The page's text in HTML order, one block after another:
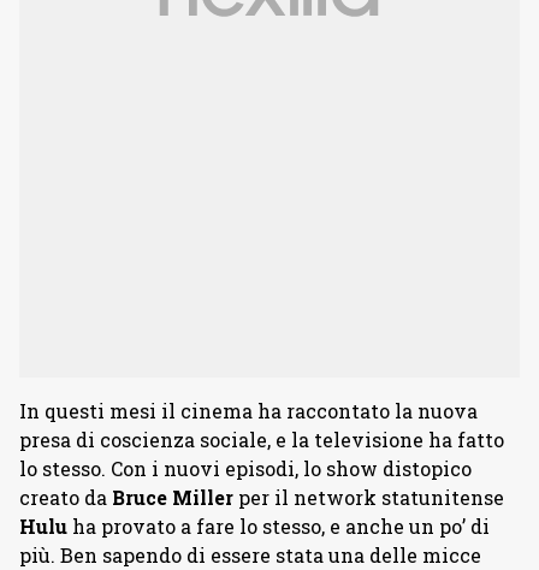
In questi mesi il cinema ha raccontato la nuova
presa di coscienza sociale, e la televisione ha fatto
lo stesso. Con i nuovi episodi, lo show distopico
creato da Bruce Miller per il network statunitense
Hulu ha provato a fare lo stesso, e anche un po’ di
più. Ben sapendo di essere stata una delle micce